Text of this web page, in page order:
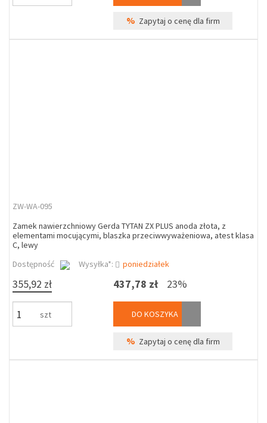
% Zapytaj o cenę dla firm
ZW-WA-095
Zamek nawierzchniowy Gerda TYTAN ZX PLUS anoda złota, z
elementami mocującymi, blaszka przeciwwyważeniowa, atest klasa
C, lewy
Dostępność
Wysyłka*: poniedziałek
355,92 zł
szt
437,78 zł 23%
DO KOSZYKA
% Zapytaj o cenę dla firm